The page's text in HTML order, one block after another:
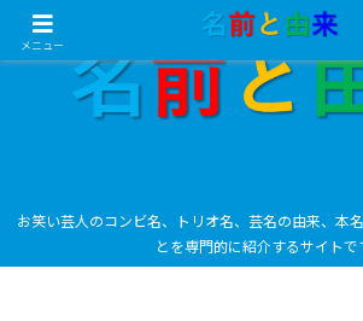
お笑い芸人のコンビ名、トリオ名、芸名の由来、本
とを専門的に紹介するサイトで
メニュー